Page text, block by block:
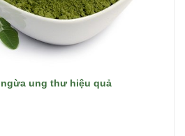
ung thư hiệu quả